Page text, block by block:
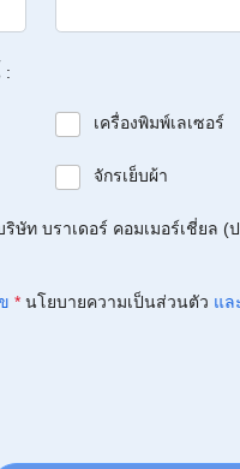
:
เครื่องพิมพ์เลเซอร์
จักรเย็บผ้า
ท บราเดอร์ คอมเมอร์เชี่ยล
* นโยบายความเป็นส่วนตัว แล